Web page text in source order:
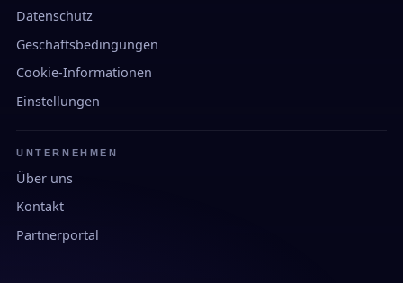
Datenschutz
Geschäftsbedingungen
Cookie-Informationen
Einstellungen
UNTERNEHMEN
Über uns
Kontakt
Partnerportal